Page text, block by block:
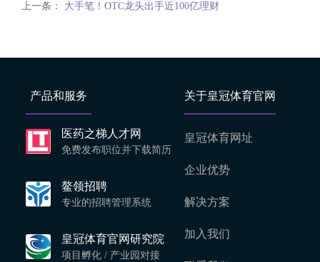
上一条： 大手笔！OTC龙头出手近100亿理财
产品和服务
医药之梯人才网
免费发布职位并下载简历
鳌领招聘
专业的招聘管理系统
皇冠体育官网研究院
项目孵化 / 产业园对接
关于皇冠体育官网
皇冠体育网址
企业优势
解决方案
加入我们